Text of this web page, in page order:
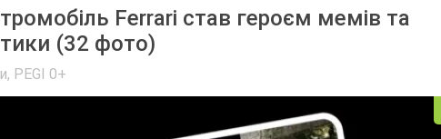
Ferrari став героєм мемів та
(32 фото)
, PEGI 0+